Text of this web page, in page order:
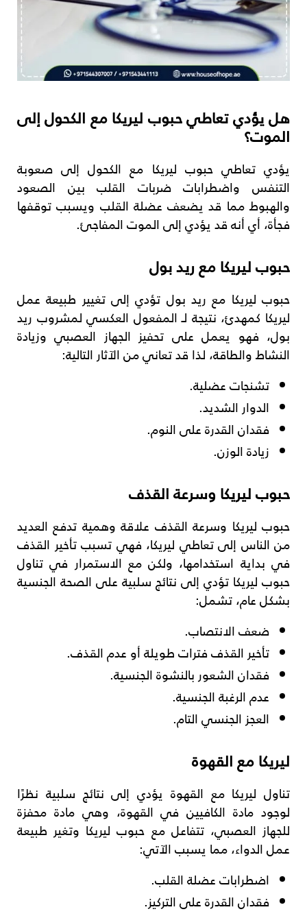
هل يؤدي تعاطي حبوب ليريكا مع الكحول إلى
الموت؟
يؤدي تعاطي حبوب ليريكا مع الكحول إلى صعوبة
التنفس واضطرابات ضربات القلب بين الصعود
والهبوط مما قد يضعف عضلة القلب ويسبب توقفها
فجأة، أي أنه قد يؤدي إلى الموت المفاجئ.
حبوب ليريكا مع ريد بول
حبوب ليريكا مع ريد بول تؤدي إلى تغيير طبيعة عمل
ليريكا كمهدئ، نتيجة لـ المفعول العكسي لمشروب ريد
بول، فهو يعمل على تحفيز الجهاز العصبي وزيادة
النشاط والطاقة، لذا قد تعاني من الآثار التالية:
تشنجات عضلية.
الدوار الشديد.
فقدان القدرة على النوم.
زيادة الوزن.
حبوب ليريكا وسرعة القذف
حبوب ليريكا وسرعة القذف علاقة وهمية تدفع العديد
من الناس إلى تعاطي ليريكا، فهي تسبب تأخير القذف
في بداية استخدامها، ولكن مع الاستمرار في تناول
حبوب ليريكا تؤدي إلى نتائج سلبية على الصحة الجنسية
بشكل عام، تشمل:
ضعف الانتصاب.
تأخير القذف فترات طويلة أو عدم القذف.
فقدان الشعور بالنشوة الجنسية.
عدم الرغبة الجنسية.
العجز الجنسي التام.
ليريكا مع القهوة
تناول ليريكا مع القهوة يؤدي إلى نتائج سلبية نظرًا
لوجود مادة الكافيين في القهوة، وهي مادة محفزة
للجهاز العصبي، تتفاعل مع حبوب ليريكا وتغير طبيعة
عمل الدواء، مما يسبب الآتي:
اضطرابات عضلة القلب.
فقدان القدرة على التركيز.